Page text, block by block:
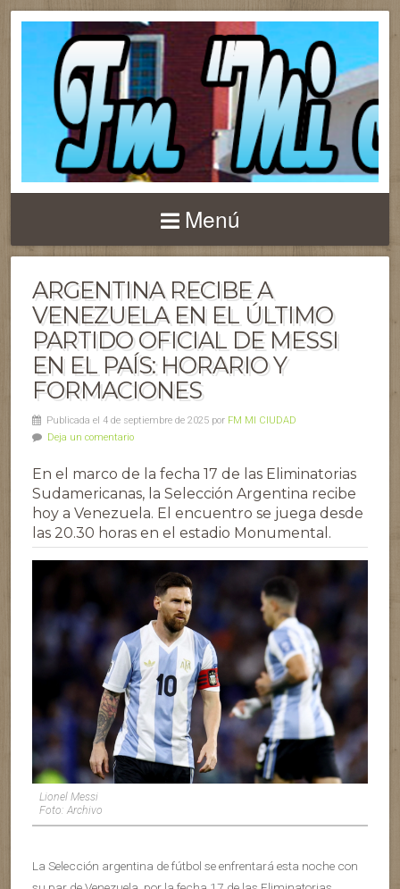
Menú
ARGENTINA RECIBE A
VENEZUELA EN EL ÚLTIMO
PARTIDO OFICIAL DE MESSI
EN EL PAÍS: HORARIO Y
FORMACIONES
Publicada el 4 de septiembre de 2025 por FM MI CIUDAD
Deja un comentario
En el marco de la fecha 17 de las Eliminatorias
Sudamericanas, la Selección Argentina recibe
hoy a Venezuela. El encuentro se juega desde
las 20.30 horas en el estadio Monumental.
Lionel Messi
Foto: Archivo
La Selección argentina de fútbol se enfrentará esta noche con